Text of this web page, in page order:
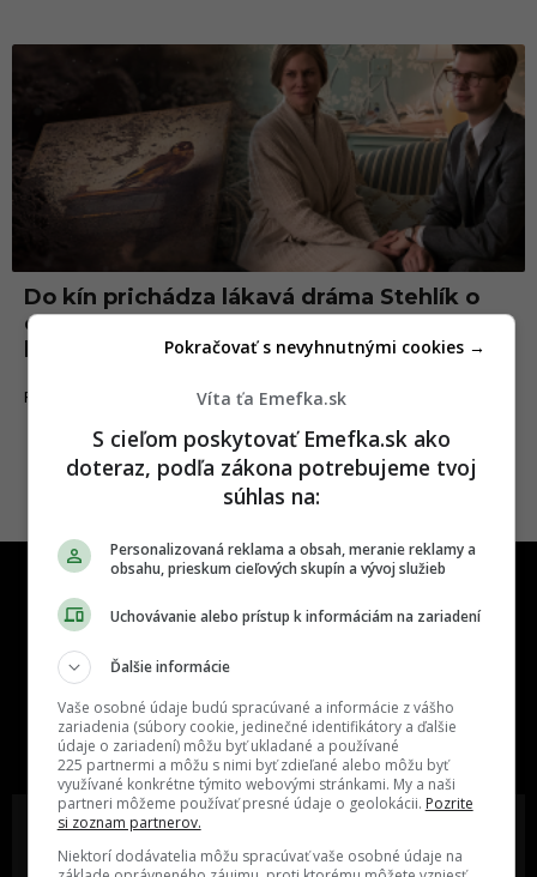
ý
l
o
o
m
Do kín prichádza lákavá dráma Stehlík o
chlapcovi, ktorý sa musí vyrovnať s
hroznou tragédiou
FILMY A SERIÁLY
One time najzábavnejšie miesto na
slovenskom internete, next time
najzabávnejšie miesto na svete
Víta ťa Emefka.sk
S cieľom poskytovať Emefka.sk ako
doteraz, podľa zákona potrebujeme tvoj
súhlas na:
Personalizovaná reklama a obsah, meranie reklamy a
obsahu, prieskum cieľových skupín a vývoj služieb
Uchovávanie alebo prístup k informáciám na zariadení
Ďalšie informácie
Vaše osobné údaje budú spracúvané a informácie z vášho
zariadenia (súbory cookie, jedinečné identifikátory a ďalšie
údaje o zariadení) môžu byť ukladané a používané
225 partnermi a môžu s nimi byť zdieľané alebo môžu byť
využívané konkrétne týmito webovými stránkami. My a naši
partneri môžeme používať presné údaje o geolokácii. Pozrite
si zoznam partnerov.
Niektorí dodávatelia môžu spracúvať vaše osobné údaje na
Pokračovať s nevyhnutnými cookies →